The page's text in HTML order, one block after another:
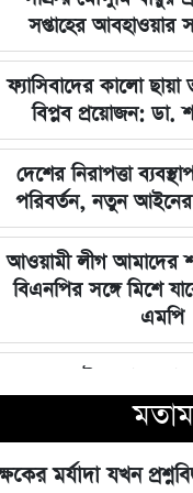
সপ্তাহের আবহাওয়ার
ফ্যাসিবাদের কালো ছায়া
বিপ্লব প্রয়োজন: ডা.
দেশের নিরাপত্তা
পরিবর্তন, নতুন আইনের
আওয়ামী লীগ আমাদের
বিএনপির সঙ্গে মিশে
এমপি
ঘরে বসেই যেভাবে
ফলাফল, ১০ আগস্ট
মার্কিন ইমিগ্রেশন
মর্যাদা যখন